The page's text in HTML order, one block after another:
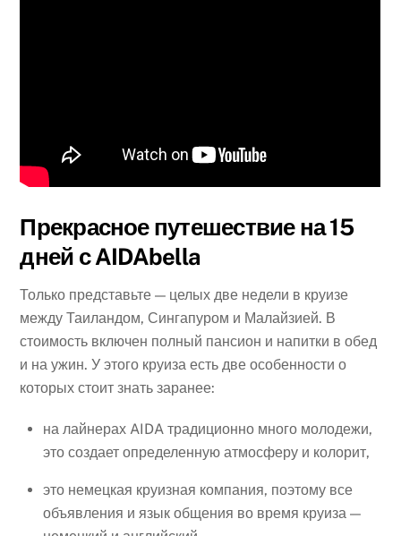
Прекрасное путешествие на 15
дней с AIDAbella
Только представьте — целых две недели в круизе
между Таиландом, Сингапуром и Малайзией. В
стоимость включен полный пансион и напитки в обед
и на ужин. У этого круиза есть две особенности о
которых стоит знать заранее:
на лайнерах AIDA традиционно много молодежи,
это создает определенную атмосферу и колорит,
это немецкая круизная компания, поэтому все
объявления и язык общения во время круиза —